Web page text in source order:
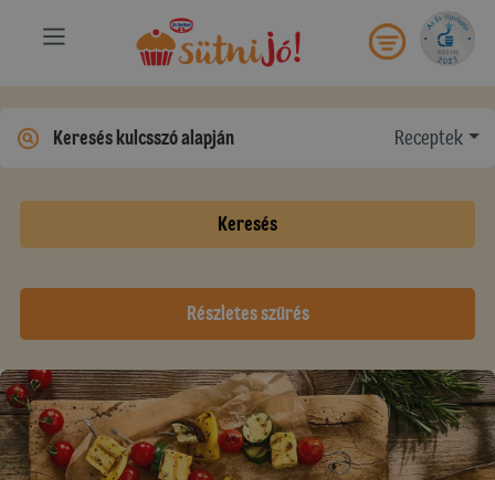
Receptek
Keresés
Részletes szűrés